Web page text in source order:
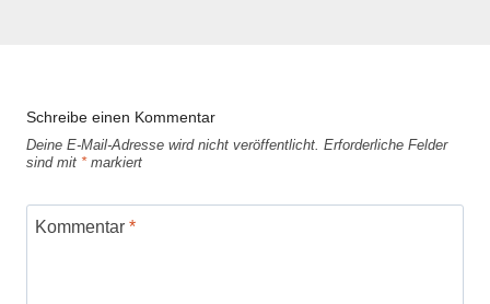
Schreibe einen Kommentar
Deine E-Mail-Adresse wird nicht veröffentlicht. Erforderliche Felder
sind mit *markiert
Kommentar *